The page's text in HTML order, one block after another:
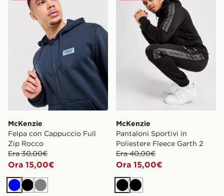
McKenzie
Felpa con Cappuccio Full
Zip Rocco
Era 30,00€
Ora 15,00€
BluNeroGrigio
McKenzie
Pantaloni Sportivi in
Poliestere Fleece Garth 2
Era 40,00€
Ora 15,00€
NeroNero